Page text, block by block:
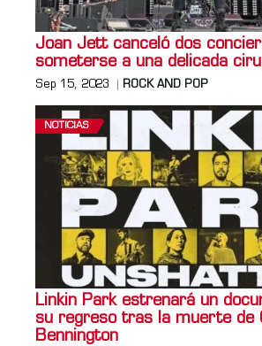
Joan Jett canceló dos
someterse a una delicada
Sep 15, 2023 ROCK AND POP
NOTICIAS
Linkin Park estrenará un
su regreso tras la muerte de
Bennington